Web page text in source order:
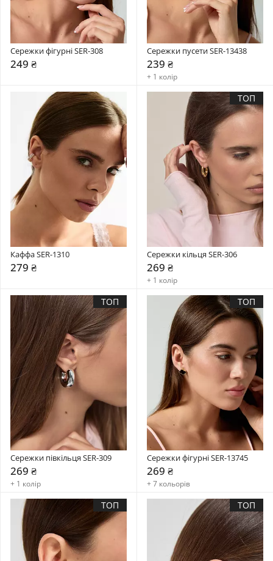
Сережки фігурні SER-308
249 ₴
Сережки пусети SER-13438
239 ₴
+ 1 колір
Каффа SER-1310
279 ₴
ТОП
Сережки кільця SER-306
269 ₴
+ 1 колір
ТОП
Сережки півкільця SER-309
269 ₴
+ 1 колір
ТОП
Сережки фігурні SER-13745
269 ₴
+ 7 кольорів
ТОП ТОП